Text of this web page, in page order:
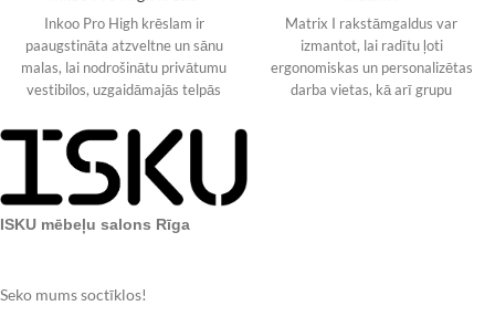
Inkoo Pro High krēslam ir
paaugstināta atzveltne un sānu
malas, lai nodrošinātu privātumu
vestibilos, uzgaidāmajās telpās
Matrix I rakstāmgaldus var
izmantot, lai radītu ļoti
ergonomiskas un personalizētas
darba vietas, kā arī grupu
ISKU mēbeļu salons Rīga
Seko mums soctīklos!